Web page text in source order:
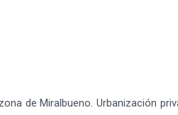
de Miralbueno. Urbanización